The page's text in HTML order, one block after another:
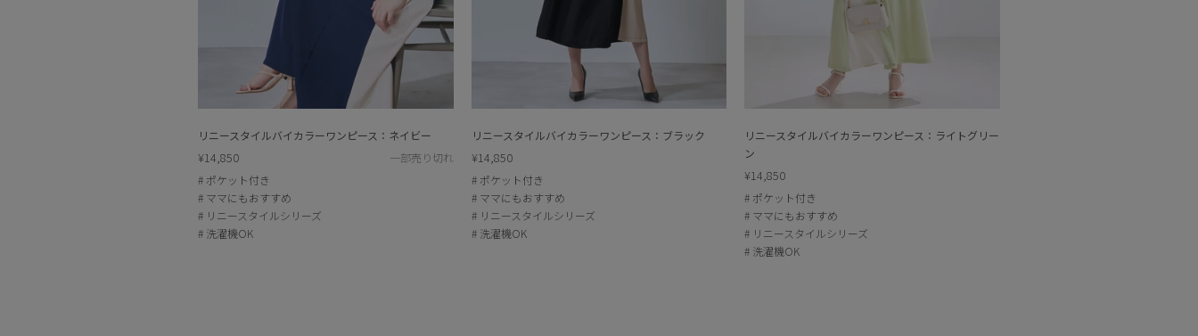
リニースタイルバイカラーワンピース：ネイビー
¥14,850
一部売り切れ
ポケット付き
ママにもおすすめ
リニースタイルシリーズ
洗濯機OK
リニースタイルバイカラーワンピース：ブラック
¥14,850
ポケット付き
ママにもおすすめ
リニースタイルシリーズ
洗濯機OK
リニースタイルバイカラーワンピース：ライトグリー
ン
¥14,850
ポケット付き
ママにもおすすめ
リニースタイルシリーズ
洗濯機OK